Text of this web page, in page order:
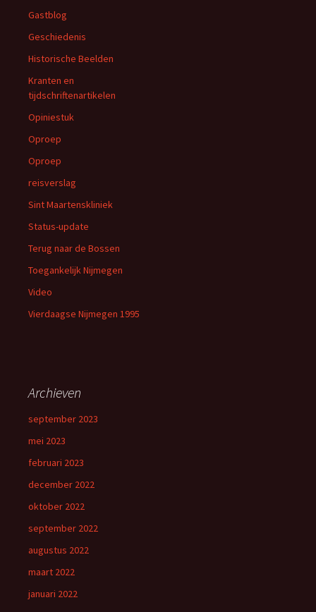
Gastblog
Geschiedenis
Historische Beelden
Kranten en
tijdschriftenartikelen
Opiniestuk
Oproep
Oproep
reisverslag
Sint Maartenskliniek
Status-update
Terug naar de Bossen
Toegankelijk Nijmegen
Video
Vierdaagse Nijmegen 1995
Archieven
september 2023
mei 2023
februari 2023
december 2022
oktober 2022
september 2022
augustus 2022
maart 2022
januari 2022